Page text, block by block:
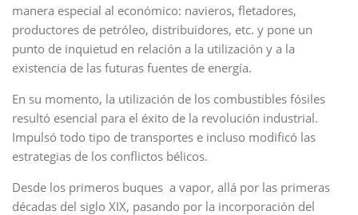
manera especial al económico: navieros, fletadores,
productores de petróleo, distribuidores, etc. y pone un
punto de inquietud en relación a la utilización y a la
existencia de las futuras fuentes de energía.
En su momento, la utilización de los combustibles fósiles
resultó esencial para el éxito de la revolución industrial.
Impulsó todo tipo de transportes e incluso modificó las
estrategias de los conflictos bélicos.
Desde los primeros buques a vapor, allá por las primeras
décadas del siglo XIX, pasando por la incorporación del